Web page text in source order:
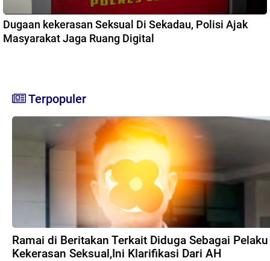
Dugaan kekerasan Seksual Di Sekadau, Polisi Ajak
Masyarakat Jaga Ruang Digital
Terpopuler
Ramai di Beritakan Terkait Diduga Sebagai Pelaku
Kekerasan Seksual,Ini Klarifikasi Dari AH